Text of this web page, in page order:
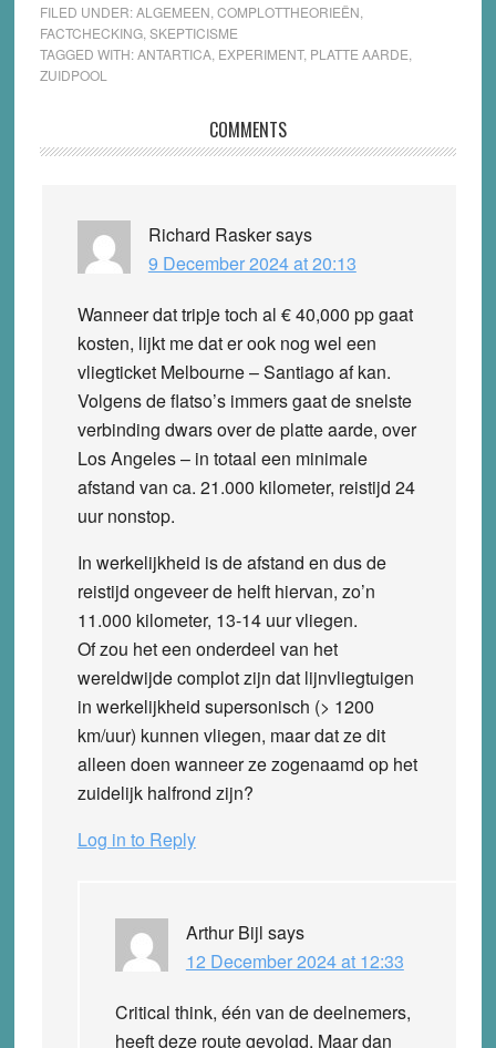
FILED UNDER:ALGEMEEN COMPLOTTHEORIEËN
FACTCHECKING, SKEPTICISME
TAGGED WITH:ANTARTICA, EXPERIMENT, PLATTE AARDE
ZUIDPOOL
Interactions
COMMENTS
Richard Raskersays
9 December 2024 at 20:13
Wanneer dat tripje toch al € 40,000 pp gaat
kosten, lijkt me dat er ook nog wel een
vliegticket Melbourne – Santiago af kan.
Volgens de flatso’s immers gaat de snelste
verbinding dwars over de platte aarde, over
Los Angeles – in totaal een minimale
afstand van ca. 21.000 kilometer, reistijd 24
uur nonstop.
In werkelijkheid is de afstand en dus de
reistijd ongeveer de helft hiervan, zo’n
11.000 kilometer, 13-14 uur vliegen.
Of zou het een onderdeel van het
wereldwijde complot zijn dat lijnvliegtuigen
in werkelijkheid supersonisch (> 1200
km/uur) kunnen vliegen, maar dat ze dit
alleen doen wanneer ze zogenaamd op het
zuidelijk halfrond zijn?
Log in to Reply
Arthur Bijl says
12 December 2024 at 12:33
Critical think, één van de deelnemers,
heeft deze route gevolgd. Maar dan